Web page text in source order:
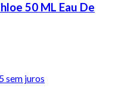
50 ML Eau De
sem juros